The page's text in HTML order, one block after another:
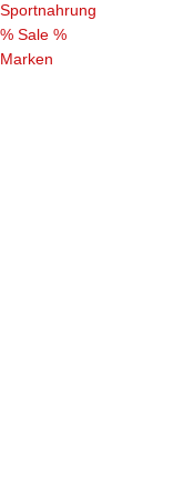
Sportnahrung
% Sale %
Marken